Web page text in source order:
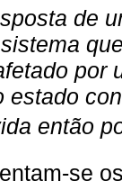
de
por
estado
então
se